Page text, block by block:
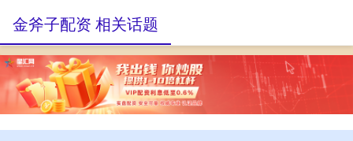
金斧子配资 相关话题